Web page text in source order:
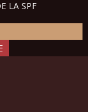
LA SPF